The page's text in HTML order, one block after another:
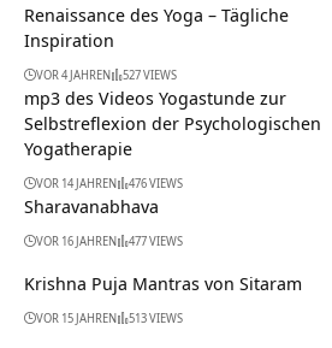
Renaissance des Yoga – Tägliche
Inspiration
VOR 4 JAHREN 527 VIEWS
mp3 des Videos Yogastunde zur
Selbstreflexion der Psychologischen
Yogatherapie
VOR 14 JAHREN 476 VIEWS
Sharavanabhava
VOR 16 JAHREN 477 VIEWS
Krishna Puja Mantras von Sitaram
VOR 15 JAHREN 513 VIEWS